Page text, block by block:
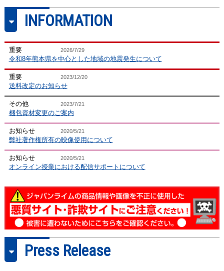
2025/2/21 F56-S
別支援教育・子ども
育成
職員向け障害理解基礎
講座
2024/12/10
ー クリニック2024
を伸ばす！～遠くへ跳
ぶための身体の使い方
2024/10/1
SAGAMI SPRINT～美
走への追求～
2024/9/26
白鴎大・佐藤智信 2024
年度のチームづくり
ン／理学療法
変形性膝関節症の歩行
に対するインソール作
製の概念と方法
INFORMATION
重要 2026/7/29
令和8年熊本県を中心とした地域の地震発生について
重要 2023/12/20
送料改定のお知らせ
その他 2023/7/21
梱包資材変更のご案内
お知らせ 2020/5/21
弊社著作権所有の映像使用について
お知らせ 2020/5/21
オンライン授業における配信サポートについて
Press Release